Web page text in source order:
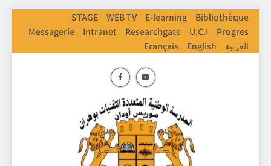
STAGE WEB TV E-learning
Bibliothèque
Messagerie
Intranet Researchgate U.C.I
Progres
Français
English العربية